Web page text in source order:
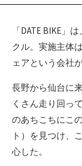
「DATE BIKE」
クル。実施主体
ェアという会社
長野から仙台に
くさん走り回っ
のあちこちにこ
ト）を見つけ、
心した。